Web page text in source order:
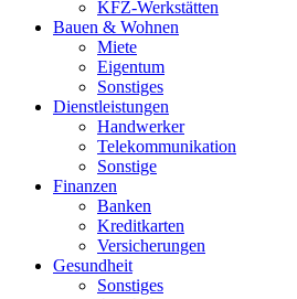
KFZ-Werkstätten
Bauen & Wohnen
Miete
Eigentum
Sonstiges
Dienstleistungen
Handwerker
Telekommunikation
Sonstige
Finanzen
Banken
Kreditkarten
Versicherungen
Gesundheit
Sonstiges